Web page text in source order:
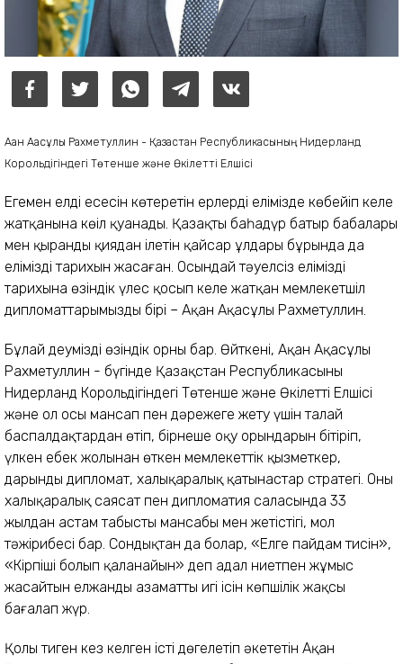
Ақан Ақасұлы Рахметуллин - Қазақстан Республикасының Нидерланд
Корольдігіндегі Төтенше және Өкілетті Елшісі
Егемен елдің еңсесін көтеретін ерлердің елімізде көбейіп келе
жатқанына көңіл қуанады. Қазақтың баһадүр батыр бабалары
мен қыранды қиядан ілетін қайсар ұлдары бұрында да
еліміздің тарихын жасаған. Осындай тәуелсіз еліміздің
тарихына өзіндік үлес қосып келе жатқан мемлекетшіл
дипломаттарымыздың бірі – Ақан Ақасұлы Рахметуллин.
Бұлай деуміздің өзіндік орны бар. Өйткені, Ақан Ақасұлы
Рахметуллин - бүгінде Қазақстан Республикасының
Нидерланд Корольдігіндегі Төтенше және Өкілетті Елшісі
және ол осы мансап пен дәрежеге жету үшін талай
баспалдақтардан өтіп, бірнеше оқу орындарын бітіріп,
үлкен еңбек жолынан өткен мемлекеттік қызметкер,
дарынды дипломат, халықаралық қатынастар стратегі. Оның
халықаралық саясат пен дипломатия саласында 33
жылдан астам табысты мансабы мен жетістігі, мол
тәжірибесі бар. Сондықтан да болар, «Елге пайдам тисін»,
«Кірпішің болып қаланайын» деп адал ниетпен жұмыс
жасайтын елжанды азаматтың игі ісін көпшілік жақсы
бағалап жүр.
Қолы тиген кез келген істі дөңгелетіп әкететін Ақан